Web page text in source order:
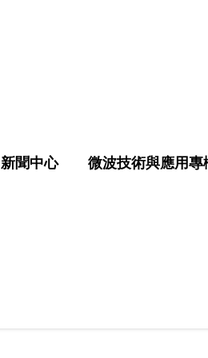
新聞中心 微波技術與應用專